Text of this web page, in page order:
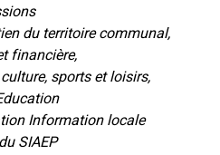
du territoire communal,
financière,
sports et loisirs,
Information locale
SIAEP